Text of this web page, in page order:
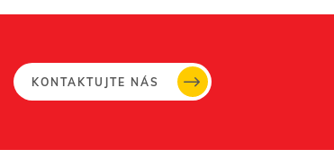
KONTAKTUJTE NÁS